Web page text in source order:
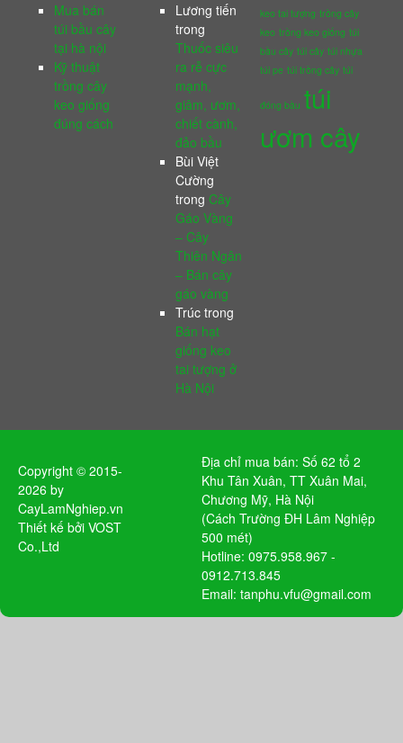
Mua bán
túi bầu cây
tại hà nội
Kỹ thuật
trồng cây
keo giống
đúng cách
Lương tiến
trong
Thuốc siêu
ra rễ cực
mạnh,
giâm, ươm,
chiết cành,
đảo bầu
Bùi Việt
Cường
trong Cây
Gáo Vàng
– Cây
Thiên Ngân
– Bán cây
gáo vàng
Trúctrong
Bán hạt
giống keo
tai tượng ở
Hà Nội
keo tai tượng trồng cây
keo trồng keo giống túi
bầu cây túi cây túi nhựa
túi pe túi trồng cây túi
đóng bầu túi
ươm cây
Copyright © 2015-
2026 by
CayLamNghiep.vn
Thiết kế bởi VOST
Co.,Ltd
Địa chỉ mua bán: Số 62 tổ 2
Khu Tân Xuân, TT Xuân Mai,
Chương Mỹ, Hà Nội
(Cách Trường ĐH Lâm Nghiệp
500 mét)
Hotline: 0975.958.967 -
0912.713.845
Email: tanphu.vfu@gmail.com